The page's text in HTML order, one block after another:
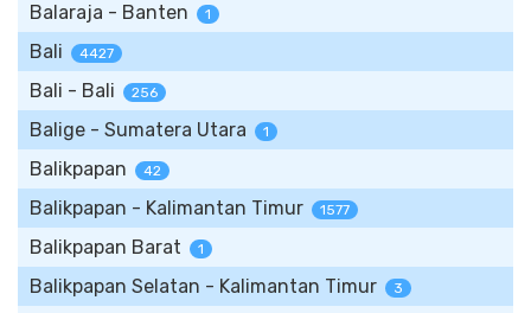
Balaraja - Banten 1
Bali 4427
Bali - Bali 256
Balige - Sumatera Utara 1
Balikpapan 42
Balikpapan - Kalimantan Timur 1577
Balikpapan Barat 1
Balikpapan Selatan - Kalimantan Timur 3